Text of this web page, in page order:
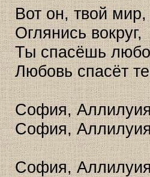
Вот он, твой мир,
Оглянись вокруг,
Ты спасёшь
Любовь спасёт
София,
София,
София,